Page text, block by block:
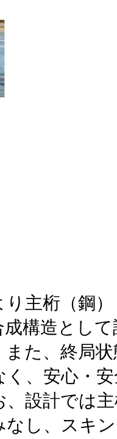
主桁（鋼
構造とし
た、終局
、安心・
設計では
なし、スキ